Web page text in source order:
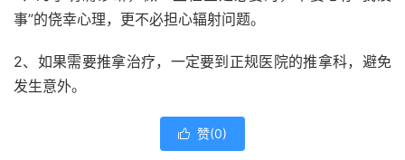
事”的侥幸心理，更不必担心辐射问题。
2、如果需要推拿治疗，一定要到正规医院的推拿科，避免
发生意外。
 赞(0)